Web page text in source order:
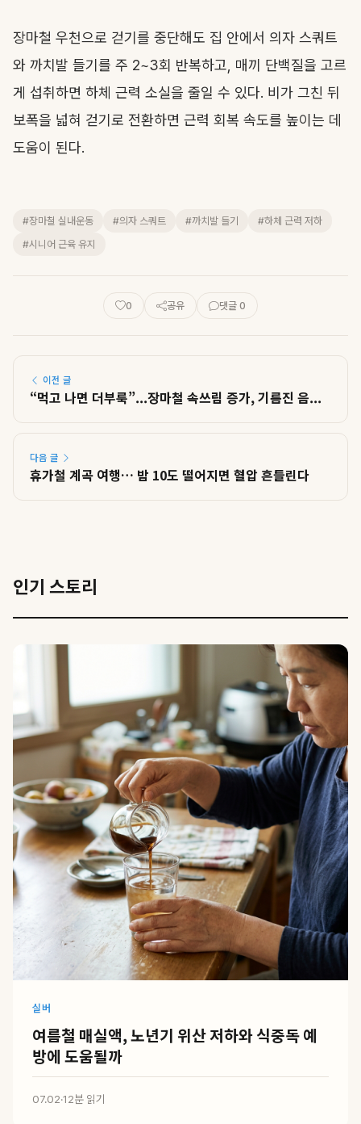
장마철 우천으로 걷기를 중단해도 집 안에서 의자 스쿼트
와 까치발 들기를 주 2~3회 반복하고, 매끼 단백질을 고르
게 섭취하면 하체 근력 소실을 줄일 수 있다. 비가 그친 뒤
보폭을 넓혀 걷기로 전환하면 근력 회복 속도를 높이는 데
도움이 된다.
#장마철 실내운동 #의자 스쿼트 #까치발 들기
#하체 근력 저하
#시니어 근육 유지
0 공유 댓글 0
이전 글
“먹고 나면 더부룩”...장마철 속쓰림 증가, 기름진 음...
다음 글
휴가철 계곡 여행… 밤 10도 떨어지면 혈압 흔들린다
인기 스토리
실버
여름철 매실액, 노년기 위산 저하와 식중독 예
방에 도움될까
07.02·12분 읽기